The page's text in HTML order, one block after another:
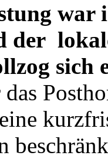
war
der
sich
das